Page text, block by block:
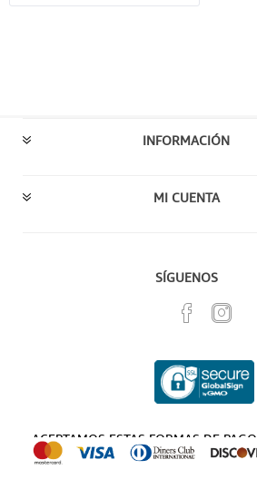
INFORMACIÓN
MI CUENTA
SÍGUENOS
ACEPTAMOS ESTAS FORMAS DE PAGO